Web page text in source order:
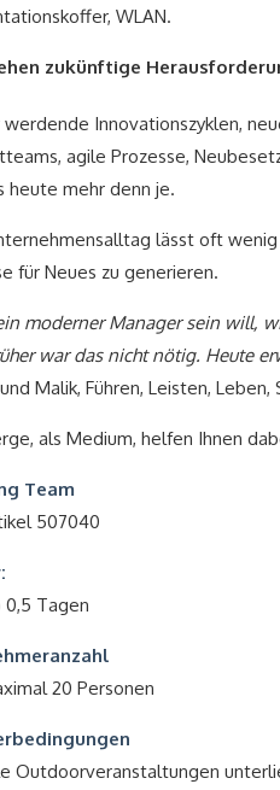
WLAN.
zukünftige
werdende Innovationszyklen,
agile Prozesse,
heute mehr denn je.
lässt oft
für Neues zu generieren.
moderner Manager sein will,
war das nicht nötig. Heute
Malik, Führen, Leisten, Leben,
als Medium, helfen Ihnen
Team
507040
0,5 Tagen
20 Personen
Outdoorveranstaltungen